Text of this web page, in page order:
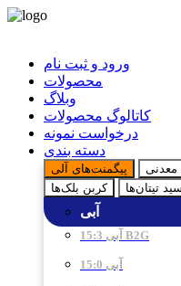
ورود و ثبت نام
محصولات
وبلاگ
کاتالوگ محصولات
درخواست نمونه
دسته بندی
پیگمنت‌های آلی معدنی
کربن بلک‌ها
تیتان‌ها
آبی
آبی 15:3 B2G
آبی 15:0